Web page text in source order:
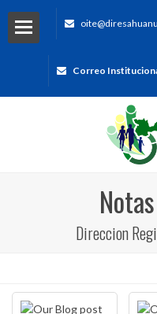
Correo
Direccion